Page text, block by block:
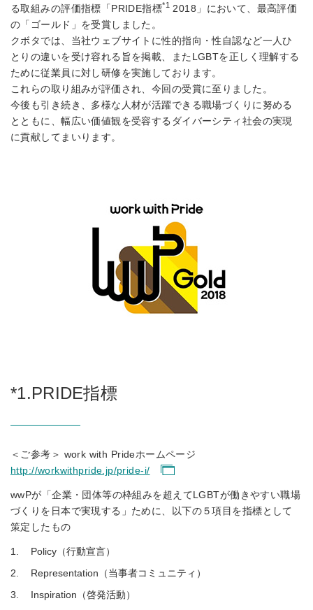
る取組みの評価指標「PRIDE指標*12018」において、最高評価
の「ゴールド」を受賞しました。
クボタでは、当社ウェブサイトに性的指向・性自認など一人ひ
とりの違いを受け容れる旨を掲載、またLGBTを正しく理解する
ために従業員に対し研修を実施しております。
これらの取り組みが評価され、今回の受賞に至りました。
今後も引き続き、多様な人材が活躍できる職場づくりに努める
とともに、幅広い価値観を受容するダイバーシティ社会の実現
に貢献してまいります。
*1.PRIDE指標
＜ご参考＞ work with Prideホームページ
http://workwithpride.jp/pride-i/
wwPが「企業・団体等の枠組みを超えてLGBTが働きやすい職場
づくりを日本で実現する」ために、以下の５項目を指標として
策定したもの
Policy（行動宣言）
Representation（当事者コミュニティ）
Inspiration（啓発活動）